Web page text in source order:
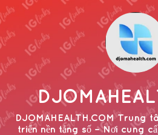
DJOMAHEALTH.COM Trung
triển nền tảng số – Nơi cung